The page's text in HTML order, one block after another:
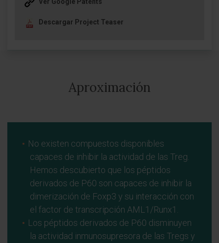
Descargar Project Teaser
Aproximación
No existen compuestos disponibles
capaces de inhibir la actividad de las Treg.
Hemos descubierto que los péptidos
derivados de P60 son capaces de inhibir la
dimerización de Foxp3 y su interacción con
el factor de transcripción AML1/Runx1.
Los péptidos derivados de P60 disminuyen
la actividad inmunosupresora de las Tregs y